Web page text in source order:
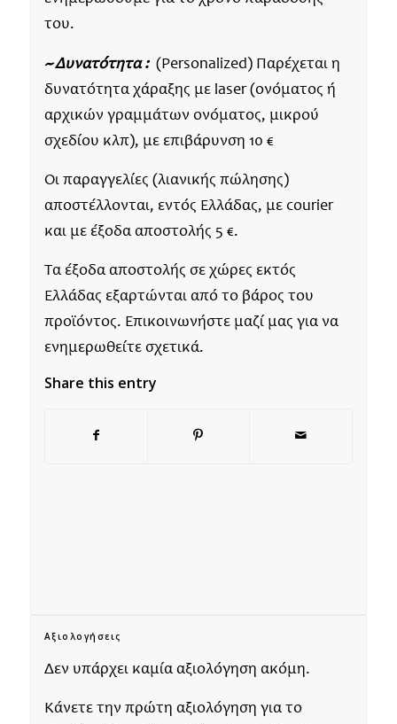
του.
~ Δυνατότητα : (Personalized) Παρέχεται η
δυνατότητα χάραξης με laser (ονόματος ή
αρχικών γραμμάτων ονόματος, μικρού
σχεδίου κλπ), με επιβάρυνση 10 €
Οι παραγγελίες (λιανικής πώλησης)
αποστέλλονται, εντός Ελλάδας, με courier
και με έξοδα αποστολής 5 €.
Τα έξοδα αποστολής σε χώρες εκτός
Ελλάδας εξαρτώνται από το βάρος του
προϊόντος. Επικοινωνήστε μαζί μας για να
ενημερωθείτε σχετικά.
Share this entry
Αξιολογήσεις
Δεν υπάρχει καμία αξιολόγηση ακόμη.
Κάνετε την πρώτη αξιολόγηση για το